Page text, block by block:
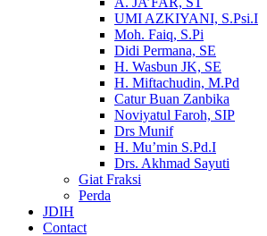
UMI AZKIYANI, S.Psi.I
Moh. Faiq, S.Pi
Didi Permana, SE
H. Wasbun JK, SE
H. Miftachudin, M.Pd
Catur Buan Zanbika
Noviyatul Faroh, SIP
Drs Munif
H. Mu’min S.Pd.I
Drs. Akhmad Sayuti
Giat Fraksi
Perda
JDIH
Contact